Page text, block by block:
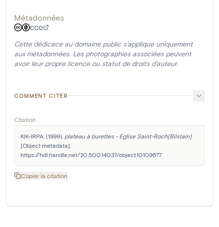
Métadonnées
CC0
Cette dédicace au domaine public s'applique uniquement
aux métadonnées. Les photographies associées peuvent
avoir leur propre licence ou statut de droits d'auteur.
COMMENT CITER
Citation
KIK-IRPA. (1999). plateau à burettes - Eglise Saint-Roch[Bilstain]
[Object metadata].
https://hdl.handle.net/20.500.14037/object.10109677
Copier la citation